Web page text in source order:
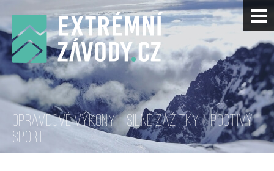
OPRAVDOVÉ VÝKONY – SILNÉ ZÁŽITKY – POCTIVÝ
SPORT